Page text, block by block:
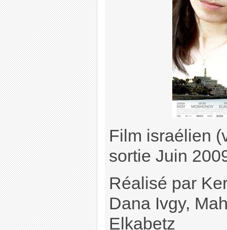
Film israélien
sortie Juin
Réalisé par
Dana Ivgy,
Elkabetz